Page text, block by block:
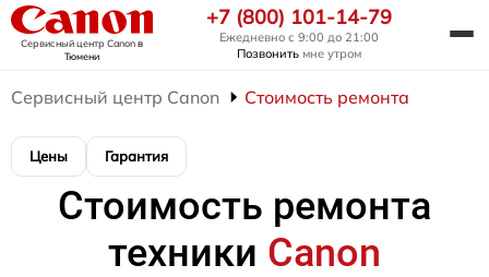
Сервисный центр Canonв
Тюмени
+7 (800) 101-14-79
Ежедневно с 9:00 до 21:00
Позвонить мне утром
Сервисный центр Canon Стоимость ремонта
Цены Гарантия
Стоимость ремонта
техники Canon